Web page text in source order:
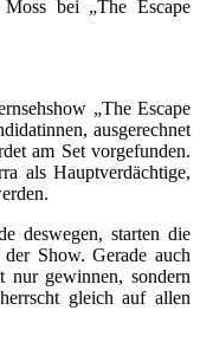
bei „The Escape
„The Escape
ausgerechnet
am Set vorgefunden.
als Hauptverdächtige,
deswegen, starten die
Show. Gerade auch
gewinnen, sondern
gleich auf allen